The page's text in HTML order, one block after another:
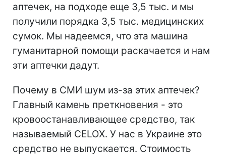
аптечек, на подходе еще 3,5 тыс. и мы
получили порядка 3,5 тыс. медицинских
сумок. Мы надеемся, что эта машина
гуманитарной помощи раскачается и нам
эти аптечки дадут.
Почему в СМИ шум из-за этих аптечек?
Главный камень преткновения - это
кровоостанавливающее средство, так
называемый CELOX. У нас в Украине это
средство не выпускается. Стоимость